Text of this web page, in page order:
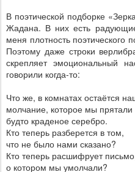
В поэтической подборке
Жадана. В них есть
меня плотность поэтического
Поэтому даже строки
скрепляет эмоциональный
говорили когда-то:
Что же, в комнатах остаётся
молчание, которое мы прятали
будто краденое серебро.
Кто теперь разберется в том,
что не было нами сказано?
Кто теперь расшифрует
о котором мы умолчали?